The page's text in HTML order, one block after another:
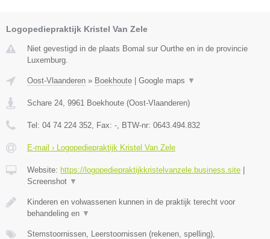
Logopediepraktijk Kristel Van Zele
Niet gevestigd in de plaats Bomal sur Ourthe en in de provincie
Luxemburg.
Oost-Vlaanderen » Boekhoute | Google maps ▼
Schare 24 9961 Boekhoute (Oost-Vlaanderen)
Tel: 04 74 224 352 , Fax: - , BTW-nr: 0643.494.832
E-mail › Logopediepraktijk Kristel Van Zele
Website: https://logopediepraktijkkristelvanzele.business.site |
Screenshot ▼
Kinderen en volwassenen kunnen in de praktijk terecht voor
behandeling en ▼
Stemstoornissen, Leerstoornissen (rekenen, spelling),